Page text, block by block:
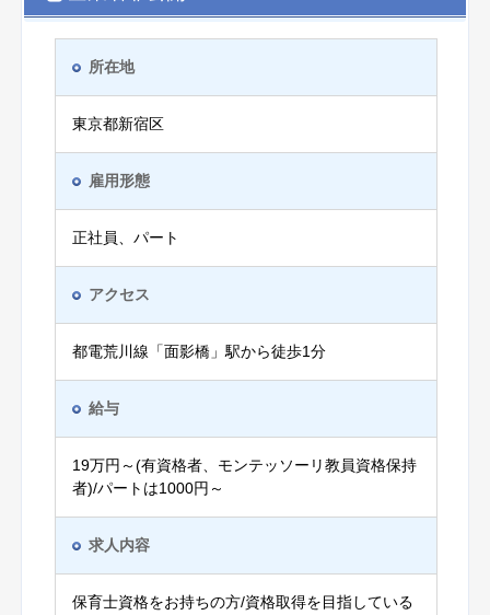
所在地
東京都新宿区
雇用形態
正社員、パート
アクセス
都電荒川線「面影橋」駅から徒歩1分
給与
19万円～(有資格者、モンテッソーリ教員資格保持
者)/パートは1000円～
求人内容
保育士資格をお持ちの方/資格取得を目指している